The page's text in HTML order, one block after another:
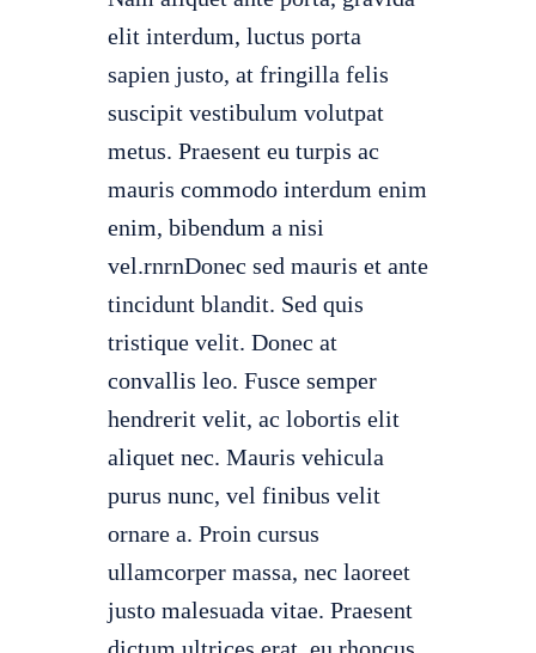
elit interdum, luctus porta
sapien justo, at fringilla felis
suscipit vestibulum volutpat
metus. Praesent eu turpis ac
mauris commodo interdum enim
enim, bibendum a nisi
vel.rnrnDonec sed mauris et ante
tincidunt blandit. Sed quis
tristique velit. Donec at
convallis leo. Fusce semper
hendrerit velit, ac lobortis elit
aliquet nec. Mauris vehicula
purus nunc, vel finibus velit
ornare a. Proin cursus
ullamcorper massa, nec laoreet
justo malesuada vitae. Praesent